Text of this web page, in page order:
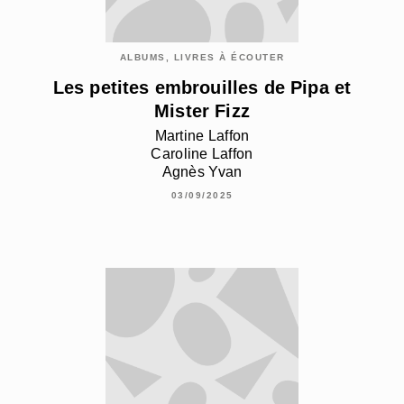
ALBUMS, LIVRES À ÉCOUTER
Les petites embrouilles de Pipa et
Mister Fizz
Martine Laffon
Caroline Laffon
Agnès Yvan
03/09/2025